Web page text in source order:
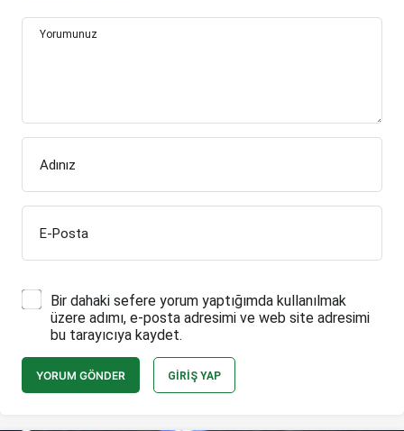
Yorumunuz
Adınız
E-Posta
Bir dahaki sefere yorum yaptığımda kullanılmak
üzere adımı, e-posta adresimi ve web site adresimi
bu tarayıcıya kaydet.
YORUM GÖNDER GIRIŞ YAP